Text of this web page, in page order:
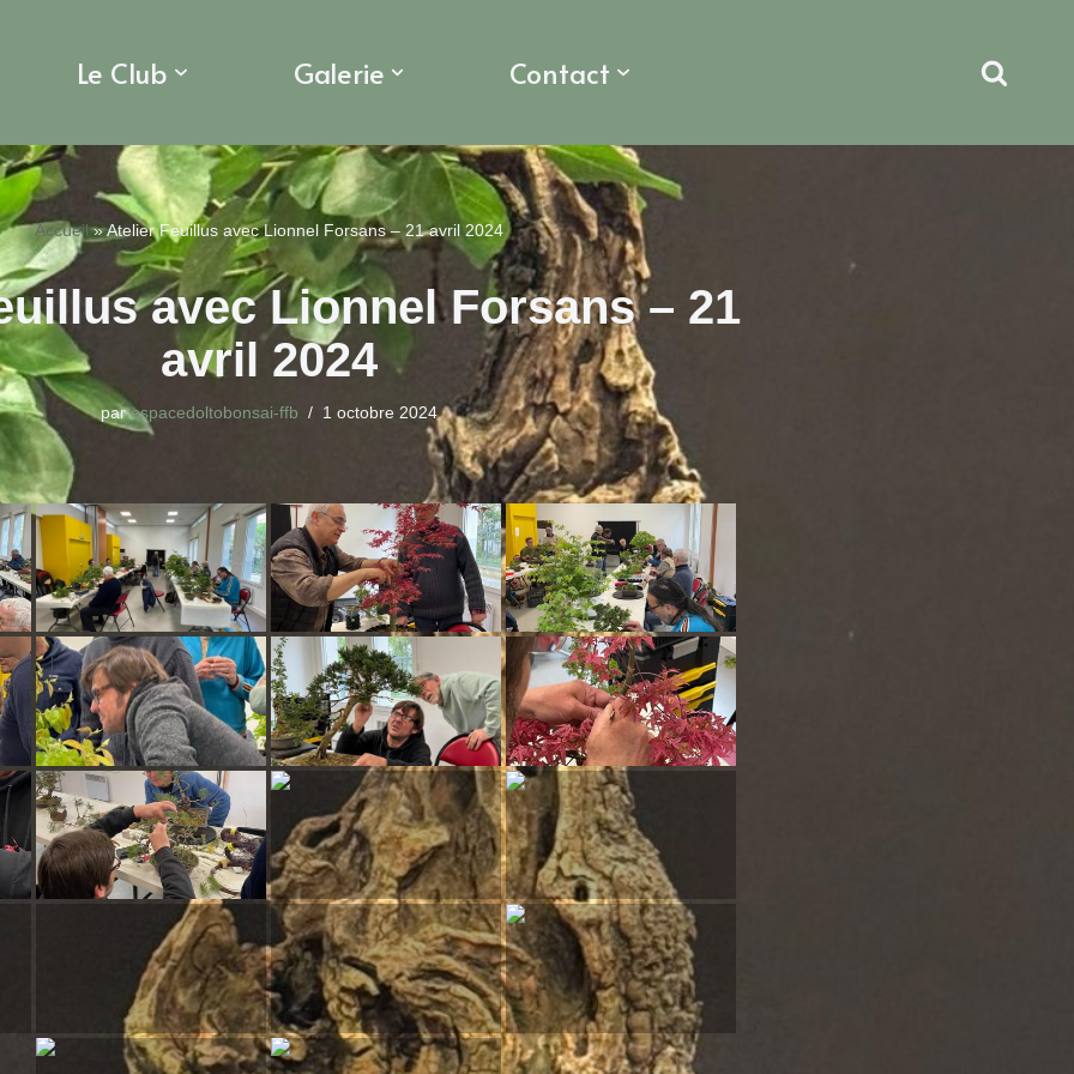
Le Club Galerie Contact
Accueil»Atelier Feuillus avec Lionnel Forsans – 21 avril 2024
avec Lionnel Forsans – 21
avril 2024
parespacedoltobonsai-ffb 1 octobre 2024